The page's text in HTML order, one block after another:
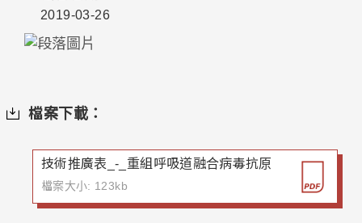
2019-03-26
檔案下載：
技術推廣表_-_重組呼吸道融合病毒抗原
檔案大小: 123kb